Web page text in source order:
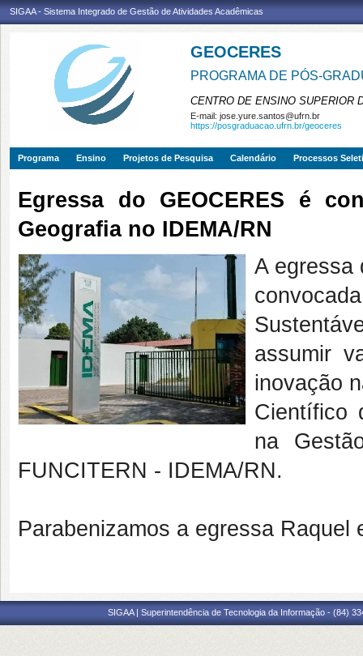
SIGAA - Sistema Integrado de Gestão de Atividades Acadêmicas
GEOCERES
PROGRAMA DE PÓS-
CENTRO DE ENSINO SUPERIOR
E-mail: jose.yure.santos@ufrn.br
https://posgraduacao.ufrn.br/geoceres
Programa Ensino Projetos de Pesquisa Calendário Processos
Egressa do GEOCERES é
Geografia no IDEMA/RN
A egressa
assumir
inovação
Científico
na
FUNCITERN - IDEMA/RN.
Parabenizamos a egressa Raquel
SIGAA | Superintendência de Tecnologia da Informação - (84)